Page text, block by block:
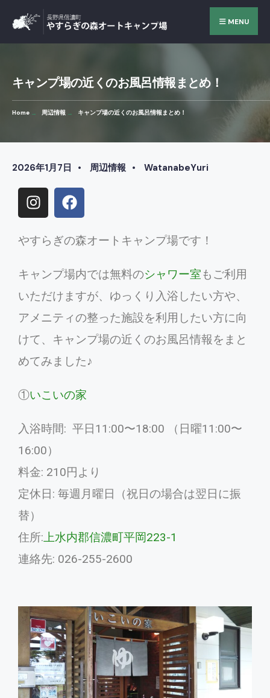
MENU
キャンプ場の近くのお風呂情報まとめ！
Home 周辺情報 キャンプ場の近くのお風呂情報まとめ！
2026年1月7日 • 周辺情報 • WatanabeYuri
やすらぎの森オートキャンプ場です！
キャンプ場内では無料のシャワー室もご利用
いただけますが、ゆっくり入浴したい方や、
アメニティの整った施設を利用したい方に向
けて、キャンプ場の近くのお風呂情報をまと
めてみました♪
①いこいの家
入浴時間: 平日11:00〜18:00 （日曜11:00〜
16:00）
料金: 210円より
定休日: 毎週月曜日（祝日の場合は翌日に振
替）
住所:上水内郡信濃町平岡223-1
連絡先: 026-255-2600